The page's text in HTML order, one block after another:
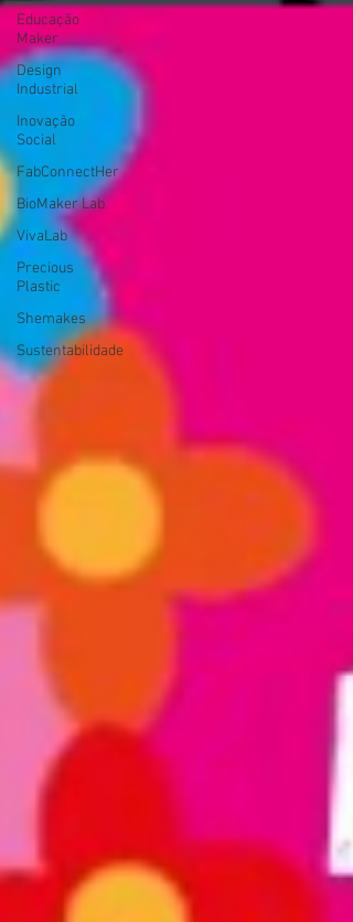
Educação
Maker
Design
Industrial
Inovação
Social
FabConnectHer
BioMaker Lab
VivaLab
Precious
Plastic
Shemakes
Sustentabilidade